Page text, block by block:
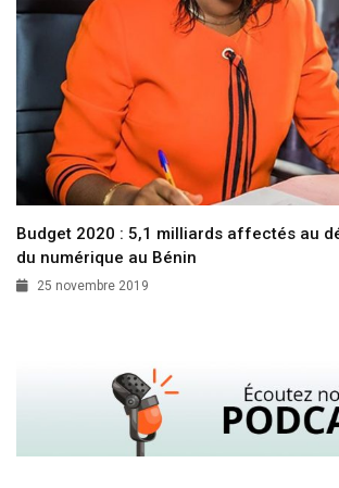
Budget 2020 : 5,1 milliards affectés au
du numérique au Bénin
25 novembre 2019